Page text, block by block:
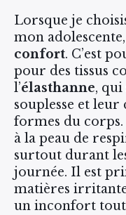
Lorsque je
mon adolescente,
confort. C’est
pour des tissus
l’élasthanne,
souplesse et leur
formes du
à la peau de
surtout durant
journée. Il est
matières
un inconfort tout